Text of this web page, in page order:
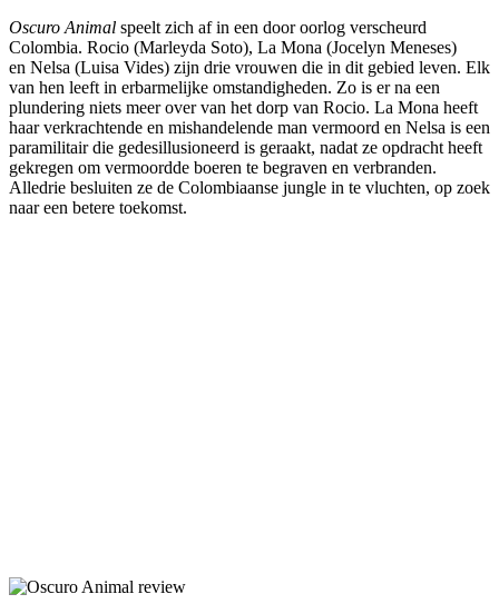
Oscuro Animal speelt zich af in een door oorlog verscheurd
Colombia. Rocio (Marleyda Soto), La Mona (Jocelyn Meneses)
en Nelsa (Luisa Vides) zijn drie vrouwen die in dit gebied leven. Elk
van hen leeft in erbarmelijke omstandigheden. Zo is er na een
plundering niets meer over van het dorp van Rocio. La Mona heeft
haar verkrachtende en mishandelende man vermoord en Nelsa is een
paramilitair die gedesillusioneerd is geraakt, nadat ze opdracht heeft
gekregen om vermoordde boeren te begraven en verbranden.
Alledrie besluiten ze de Colombiaanse jungle in te vluchten, op zoek
naar een betere toekomst.